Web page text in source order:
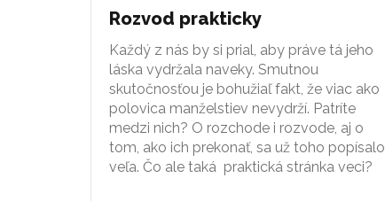
Rozvod prakticky
Každý z nás by si prial, aby práve tá jeho
láska vydržala naveky. Smutnou
skutočnosťou je bohužiaľ fakt, že viac ako
polovica manželstiev nevydrží. Patríte
medzi nich? O rozchode i rozvode, aj o
tom, ako ich prekonať, sa už toho popísalo
veľa. Čo ale taká praktická stránka veci?